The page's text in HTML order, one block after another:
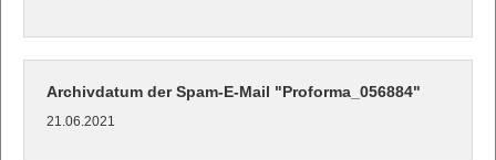
Archivdatum der Spam-E-Mail "Proforma_056884"
21.06.2021